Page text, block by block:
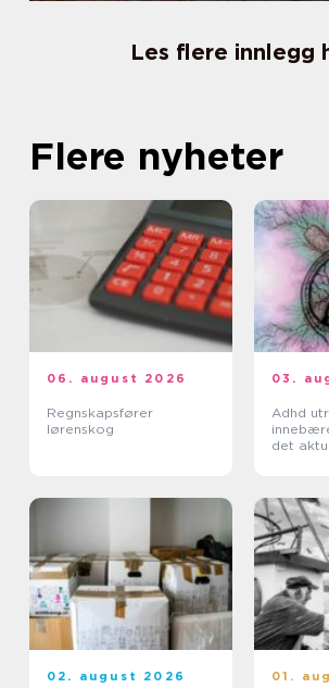
Les flere innlegg
Flere nyheter
06. august 2026
Regnskapsfører
lørenskog
03.
Adhd
det
02. august 2026 01.